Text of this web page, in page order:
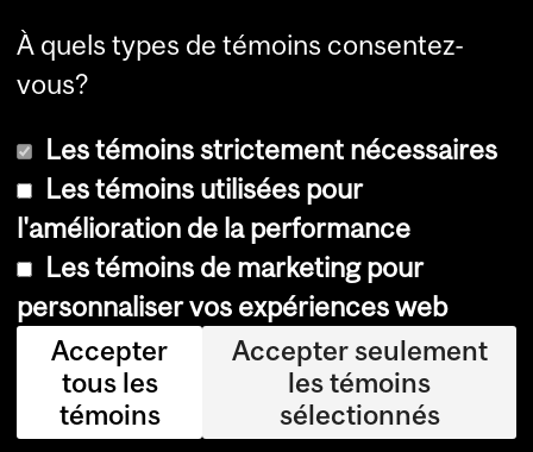
© Université McGill, 2026
Accessibilité
Avis sur les témoins
Paramètres des témoins
Se connecter
À quels types de témoins consentez-
vous?
Les témoins strictement nécessaires
Les témoins utilisées pour
l'amélioration de la performance
Les témoins de marketing pour
personnaliser vos expériences web
Accepter
tous les
témoins
Accepter seulement
les témoins
sélectionnés